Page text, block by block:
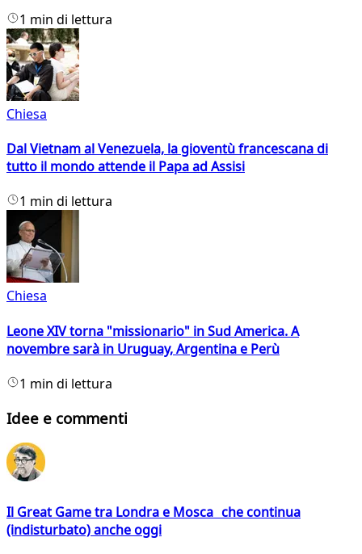
1 min di lettura
Chiesa
Dal Vietnam al Venezuela, la gioventù francescana di
tutto il mondo attende il Papa ad Assisi
1 min di lettura
Chiesa
Leone XIV torna "missionario" in Sud America. A
novembre sarà in Uruguay, Argentina e Perù
1 min di lettura
Idee e commenti
Il Great Game tra Londra e Mosca che continua
(indisturbato) anche oggi